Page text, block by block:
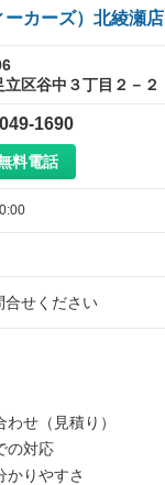
カーズ）北綾瀬店
立区谷中３丁目２－２
1690
料電話
合せください
満点中）
わせ（見積り）
の対応
かりやすさ